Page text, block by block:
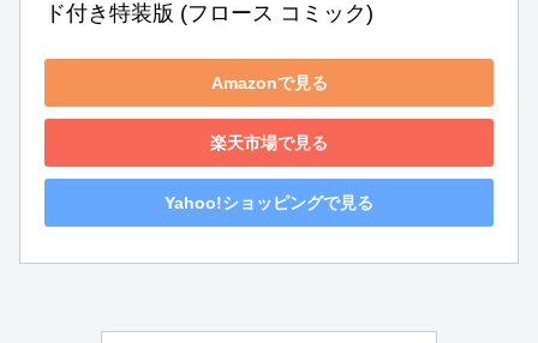
ド付き特装版 (フロース コミック)
Amazonで見る
楽天市場で見る
Yahoo!ショッピングで見る